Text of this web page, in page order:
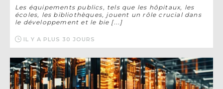
Les équipements publics, tels que les hôpitaux, les
écoles, les bibliothèques, jouent un rôle crucial dans
le développement et le bie [...]
IL Y A PLUS 30 JOURS